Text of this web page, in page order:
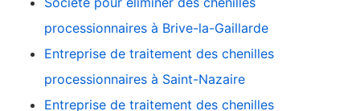
processionnaires à Brive-la-Gaillarde
Entreprise de traitement des chenilles
processionnaires à Saint-Nazaire
Entreprise de traitement des chenilles